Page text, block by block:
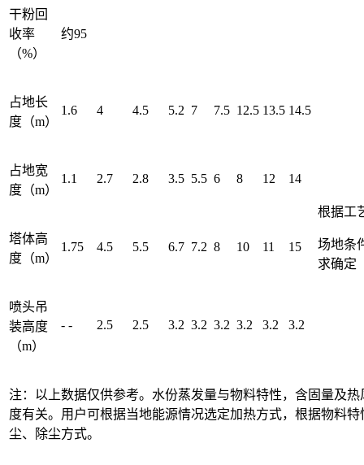
干粉回
收率
（%）
约95
占地长
度（m）
1.6 4 4.5 5.2 7 7.5 12.5 13.5 14.5
根据工
场地条
求确定
占地宽
度（m）
1.1 2.7 2.8 3.5 5.5 6 8 12 14
塔体高
度（m）
1.75 4.5 5.5 6.7 7.2 8 10 11 15
喷头吊
装高度
（m）
- - 2.5 2.5 3.2 3.2 3.2 3.2 3.2 3.2
注：以上数据仅供参考。水份蒸发量与物料特性，含固量及热
度有关。用户可根据当地能源情况选定加热方式，根据物料特
尘、除尘方式。